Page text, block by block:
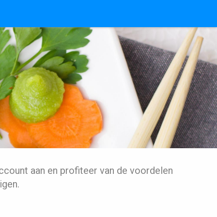
aan en profiteer van de voordelen